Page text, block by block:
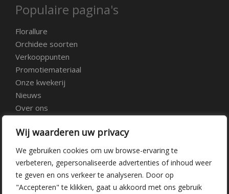
Wij waarderen uw privacy
We gebruiken cookies om uw browse-ervaring te
verbeteren, gepersonaliseerde advertenties of inhoud weer
te geven en ons verkeer te analyseren. Door op
"Accepteren" te klikken, gaat u akkoord met ons gebruik
Populaire pagina's
Florallure
Orchidee soorten
Verkooppunten
Promotiemateriaal
Onze kwekerij
Nieuws
Over ons
Vacatures
Contact
Kwekerij Delfgauw